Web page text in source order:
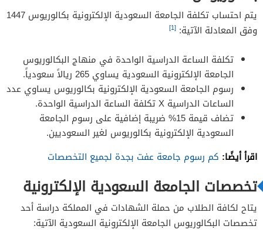
يتم احتساب تكلفة الجامعة السعودية الإلكترونية بكالوريوس 1447
وفق المعادلة الآتية: [1]
تكلفة الساعة الدراسية الواحدة في منهاج البكالوريوس
الجامعة الإلكترونية السعودية يساوي 265 ريالاً سعودياً.
رسوم الجامعة السعودية الإلكترونية بكالوريوس يساوي عدد
الساعات الدراسية X تكلفة الساعة الدراسية الواحدة.
تضاف قيمة 15% ضريبة إضافية على رسوم الجامعة
السعودية الإلكترونية بكالوريوس لغير السعوديين.
اقرأ أيضًا: كم رسوم جامعة عفت بجدة لجميع التخصصات
تخصصات الجامعة السعودية الإلكترونية
يتاح لكافة الطلاب من حملة الشهادات في المملكة دراسة أحد
تخصصات البكالوريوس الجامعة الإلكترونية السعودية الآتية: